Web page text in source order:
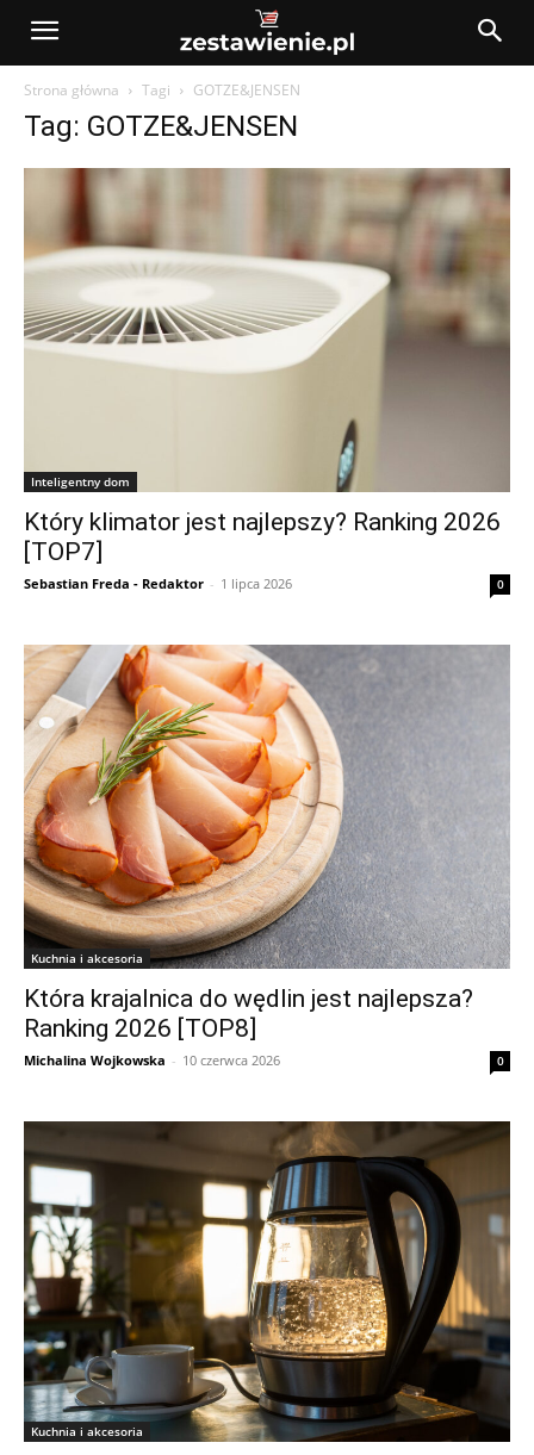
Strona główna Tagi GOTZE&JENSEN
Tag: GOTZE&JENSEN
Inteligentny dom
Który klimator jest najlepszy? Ranking 2026
[TOP7]
Sebastian Freda - Redaktor - 1 lipca 2026 0
Kuchnia i akcesoria
Która krajalnica do wędlin jest najlepsza?
Ranking 2026 [TOP8]
Michalina Wojkowska - 10 czerwca 2026 0
Kuchnia i akcesoria